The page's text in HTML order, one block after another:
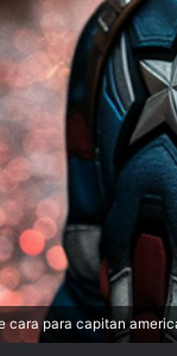
cara para capitan